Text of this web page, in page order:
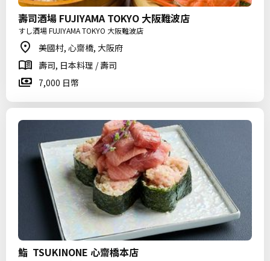
壽司酒場 FUJIYAMA TOKYO 大阪難波店
すし酒場 FUJIYAMA TOKYO 大阪難波店
美國村, 心齋橋, 大阪府
壽司, 日本料理 / 壽司
7,000 日幣
鮨 TSUKINONE 心齋橋本店